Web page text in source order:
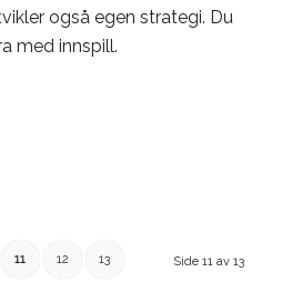
også egen strategi. Du
med innspill.
Side 11 av 13
11 12 13